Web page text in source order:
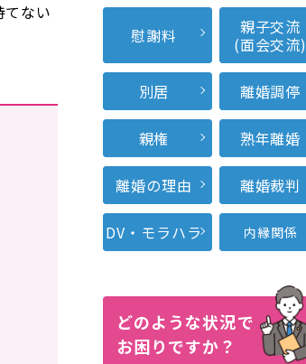
ない
慰謝料
親子交流
(面会交流)
別居 離婚調停
親権 熟年離婚
離婚の理由 離婚裁判
DV・モラハラ 内縁関係
どのような状況で
お困りですか？